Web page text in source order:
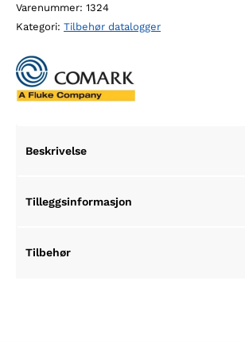
N2015
antall
Varenummer: 1324
Kategori: Tilbehør datalogger
Beskrivelse
Tilleggsinformasjon
Tilbehør